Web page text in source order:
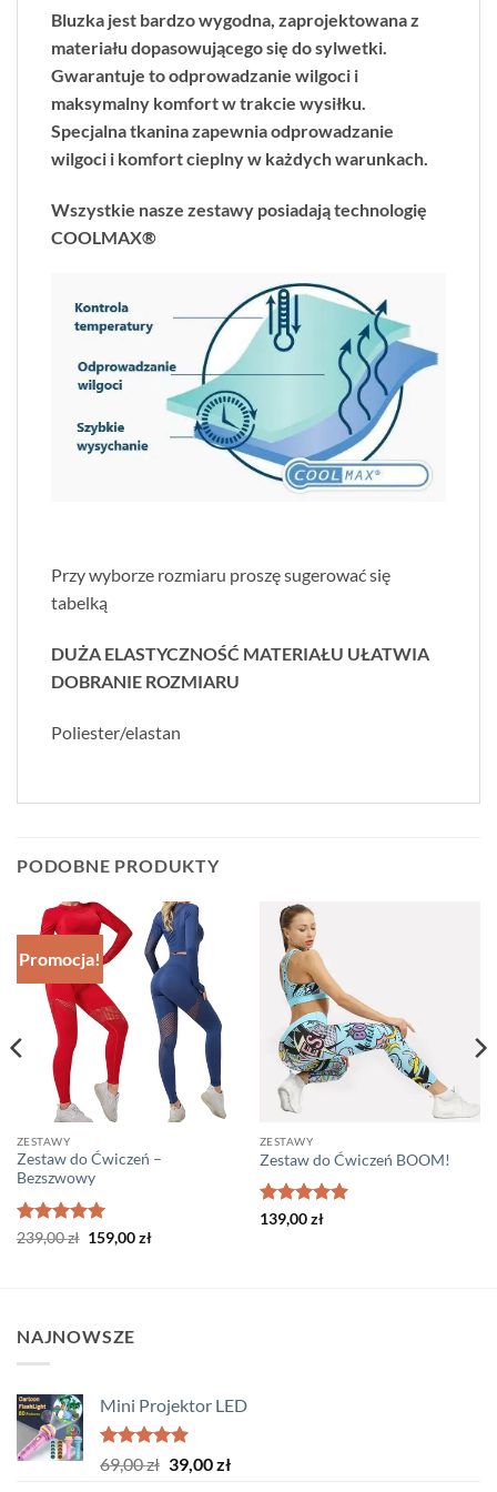
Bluzka jest bardzo wygodna, zaprojektowana z
materiału dopasowującego się do sylwetki.
Gwarantuje to odprowadzanie wilgoci i
maksymalny komfort w trakcie wysiłku.
Specjalna tkanina zapewnia odprowadzanie
wilgoci i komfort cieplny w każdych warunkach.
Wszystkie nasze zestawy posiadają technologię
COOLMAX®
Przy wyborze rozmiaru proszę sugerować się
tabelką
DUŻA ELASTYCZNOŚĆ MATERIAŁU UŁATWIA
DOBRANIE ROZMIARU
Poliester/elastan
PODOBNE PRODUKTY
Promocja!
ZESTAWY
Zestaw do Ćwiczeń –
Bezszwowy
Oceniono5
239,00zł Pierwotna
cena
159,00złAktualna
ZESTAWY
Zestaw do Ćwiczeń BOOM!
Oceniono
139,00zł
NAJNOWSZE
Mini Projektor LED
Oceniono
5.00
69,00zł Pierwotna
39,00złAktualna